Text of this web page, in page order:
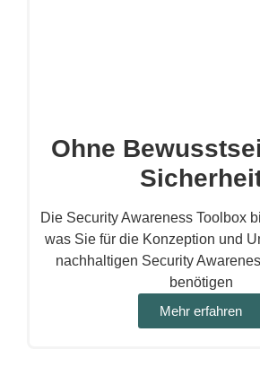
Ohne
Die Security Awareness Toolbox
was Sie für die Konzeption und
nachhaltigen Security
benötigen
Mehr erfahren